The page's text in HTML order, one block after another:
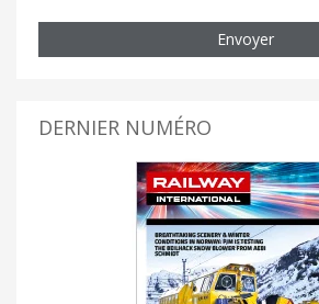
Envoyer
DERNIER NUMÉRO